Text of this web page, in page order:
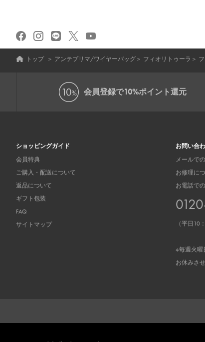
トップ ＞ アンテプリマ/ワイヤーバッグ＞ フィオリトゥーラ ＞
会員登録で10%ポイント還元
ショッピングガイド
会員特典
ご購入・配送について
返品について
ギフト包装
FAQ
サイトマップ
お問い合
メールで
お修理に
お電話で
（平日10
※毎週火曜
お休みさ